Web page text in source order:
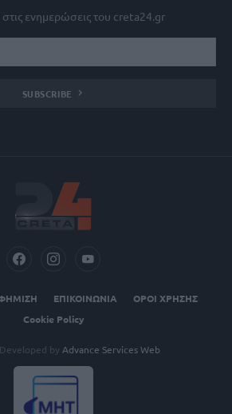
στις ενημερώσεις του creta24.gr
SUBSCRIBE
ΕΠΙΚΟΙΝΩΝΙΑ
ΟΡΟΙ ΧΡΗΣΗΣ
Cookie Policy
by Advance Services Web